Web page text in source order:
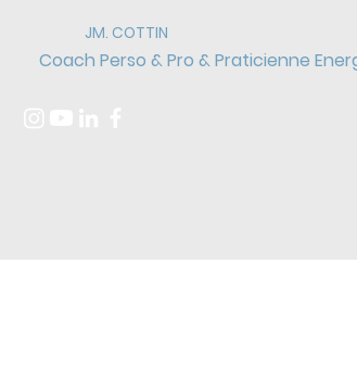
JM. COTTIN
Coach Perso & Pro & Praticienne